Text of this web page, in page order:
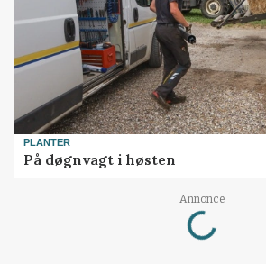
PLANTER
På døgnvagt i høsten
Annonce
Loading...